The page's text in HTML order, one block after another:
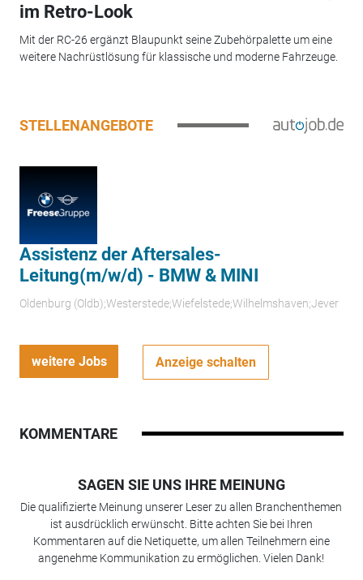
im Retro-Look
Mit der RC-26 ergänzt Blaupunkt seine Zubehörpalette um eine
weitere Nachrüstlösung für klassische und moderne Fahrzeuge.
STELLENANGEBOTE
Assistenz der Aftersales-
Leitung(m/w/d) - BMW & MINI
Oldenburg (Oldb);Westerstede;Wiefelstede;Wilhelmshaven;Jever
weitere Jobs Anzeige schalten
KOMMENTARE
SAGEN SIE UNS IHRE MEINUNG
Die qualifizierte Meinung unserer Leser zu allen Branchenthemen
ist ausdrücklich erwünscht. Bitte achten Sie bei Ihren
Kommentaren auf die Netiquette, um allen Teilnehmern eine
angenehme Kommunikation zu ermöglichen. Vielen Dank!